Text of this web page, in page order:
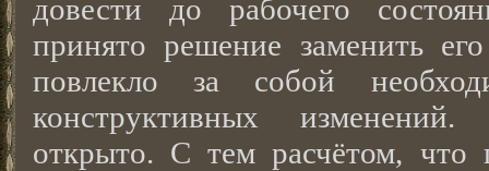
довести до рабочего
принято решение заменить
повлекло за собой
конструктивных изменений.
открыто. С тем расчётом, что